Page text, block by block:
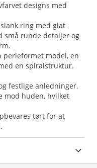
designs med
ring med glat
små runde detaljer og
perleformet model, en
en spiralstruktur.
festlige anledninger.
mod huden, hvilket
tørt for at